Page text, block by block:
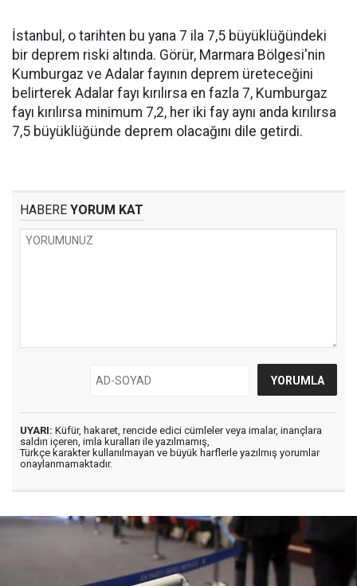
İstanbul, o tarihten bu yana 7 ila 7,5 büyüklüğündeki
bir deprem riski altında. Görür, Marmara Bölgesi'nin
Kumburgaz ve Adalar fayının deprem üreteceğini
belirterek Adalar fayı kırılırsa en fazla 7, Kumburgaz
fayı kırılırsa minimum 7,2, her iki fay aynı anda kırılırsa
7,5 büyüklüğünde deprem olacağını dile getirdi.
HABERE YORUM KAT
UYARI: Küfür, hakaret, rencide edici cümleler veya imalar, inançlara
saldırı içeren, imla kuralları ile yazılmamış,
Türkçe karakter kullanılmayan ve büyük harflerle yazılmış yorumlar
onaylanmamaktadır.